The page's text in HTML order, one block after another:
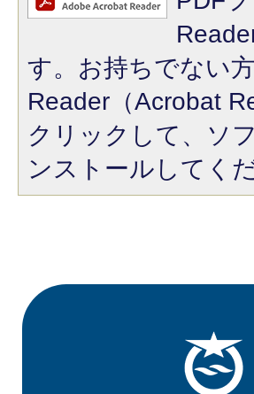
す。お持ちでない
Reader（Acrobat
クリックして、ソ
ンストールしてくだ